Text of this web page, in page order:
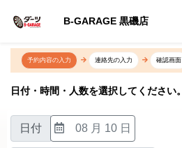
B-GARAGE 黒磯店
予約内容の入力 連絡先の入力 確認画面
日付・時間・人数を選択してください。
日付 08 月 10 日